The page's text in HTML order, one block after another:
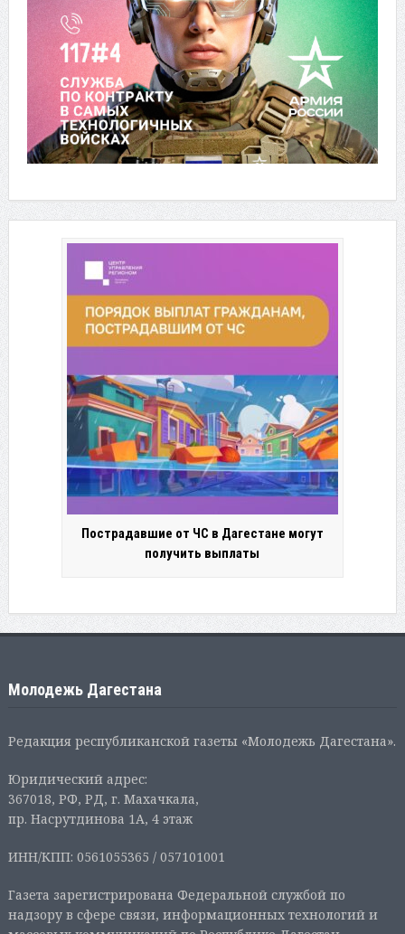
Пострадавшие от ЧС в Дагестане могут
получить выплаты
Молодежь Дагестана
Редакция республиканской газеты «Молодежь Дагестана».
Юридический адрес:
367018, РФ, РД, г. Махачкала,
пр. Насрутдинова 1А, 4 этаж
ИНН/КПП: 0561055365 / 057101001
Газета зарегистрирована Федеральной службой по
надзору в сфере связи, информационных технологий и